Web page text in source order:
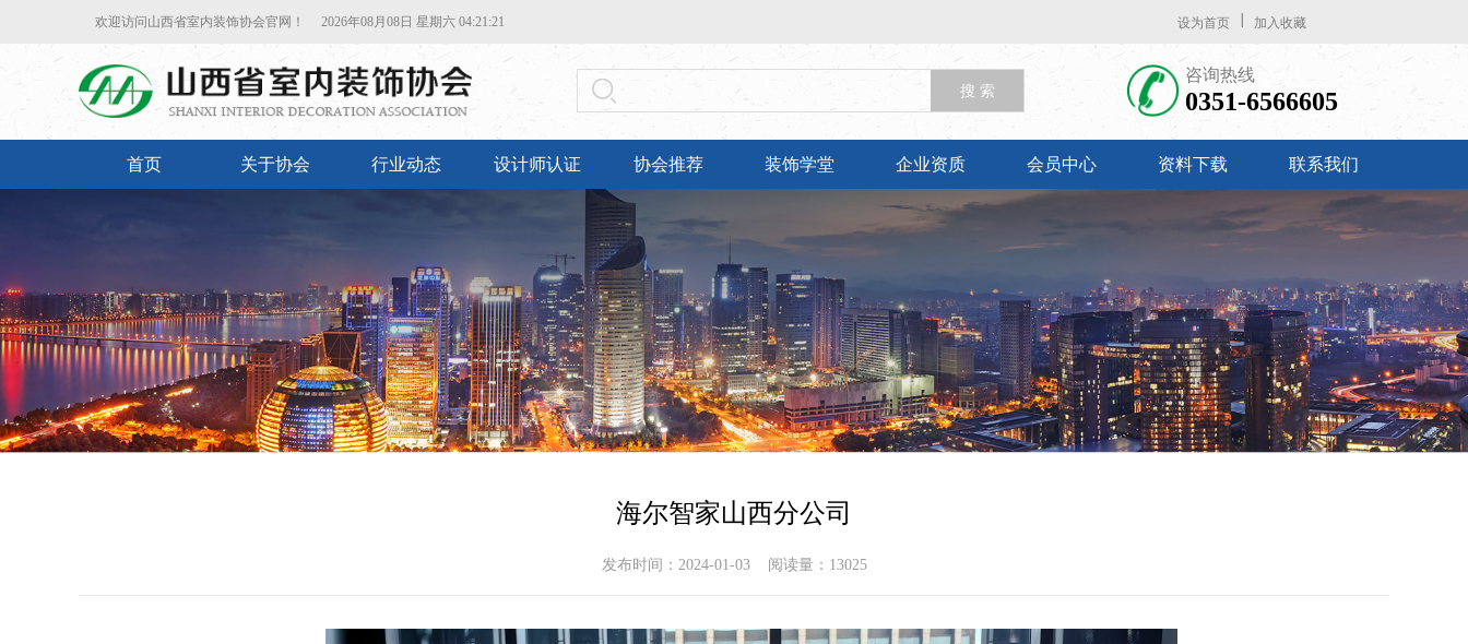
欢迎访问山西省室内装饰协会官网！ 2026年08月08日 星期六 04:21:23 设为首页 加入收藏
搜 索
咨询热线
0351-6566605
首页 关于协会 行业动态 设计师认证 协会推荐 装饰学堂 企业资质 会员中心 资料下载 联系我们
海尔智家山西分公司
发布时间：2024-01-03 阅读量：13025